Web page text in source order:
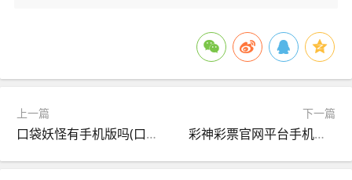
上一篇
口袋妖怪有手机版吗(口袋妖怪有手机版吗怎么下载)
下一篇
彩神彩票官网平台手机版(彩神彩票官网平台手机版下载安装)